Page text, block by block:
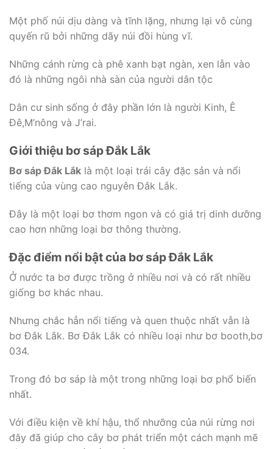
Một phố núi dịu dàng và tĩnh lặng, nhưng lại vô cùng
quyến rũ bởi những dãy núi đồi hùng vĩ.
Những cánh rừng cà phê xanh bạt ngàn, xen lẫn vào
đó là những ngôi nhà sàn của người dân tộc
Dân cư sinh sống ở đây phần lớn là người Kinh, Ê
Đê,M’nông và J’rai.
Giới thiệu bơ sáp Đắk Lắk
Bơ sáp Đắk Lắk là một loại trái cây đặc sản và nổi
tiếng của vùng cao nguyên Đắk Lắk.
Đây là một loại bơ thơm ngon và có giá trị dinh dưỡng
cao hơn những loại bơ thông thường.
Đặc điểm nổi bật của bơ sáp Đắk Lắk
Ở nước ta bơ được trồng ở nhiều nơi và có rất nhiều
giống bơ khác nhau.
Nhưng chắc hẳn nổi tiếng và quen thuộc nhất vẫn là
bơ Đắk Lắk. Bơ Đắk Lắk có nhiều loại như bơ booth,bơ
034.
Trong đó bơ sáp là một trong những loại bơ phổ biến
nhất.
Với điều kiện về khí hậu, thổ nhưỡng của núi rừng nơi
đây đã giúp cho cây bơ phát triển một cách mạnh mẽ